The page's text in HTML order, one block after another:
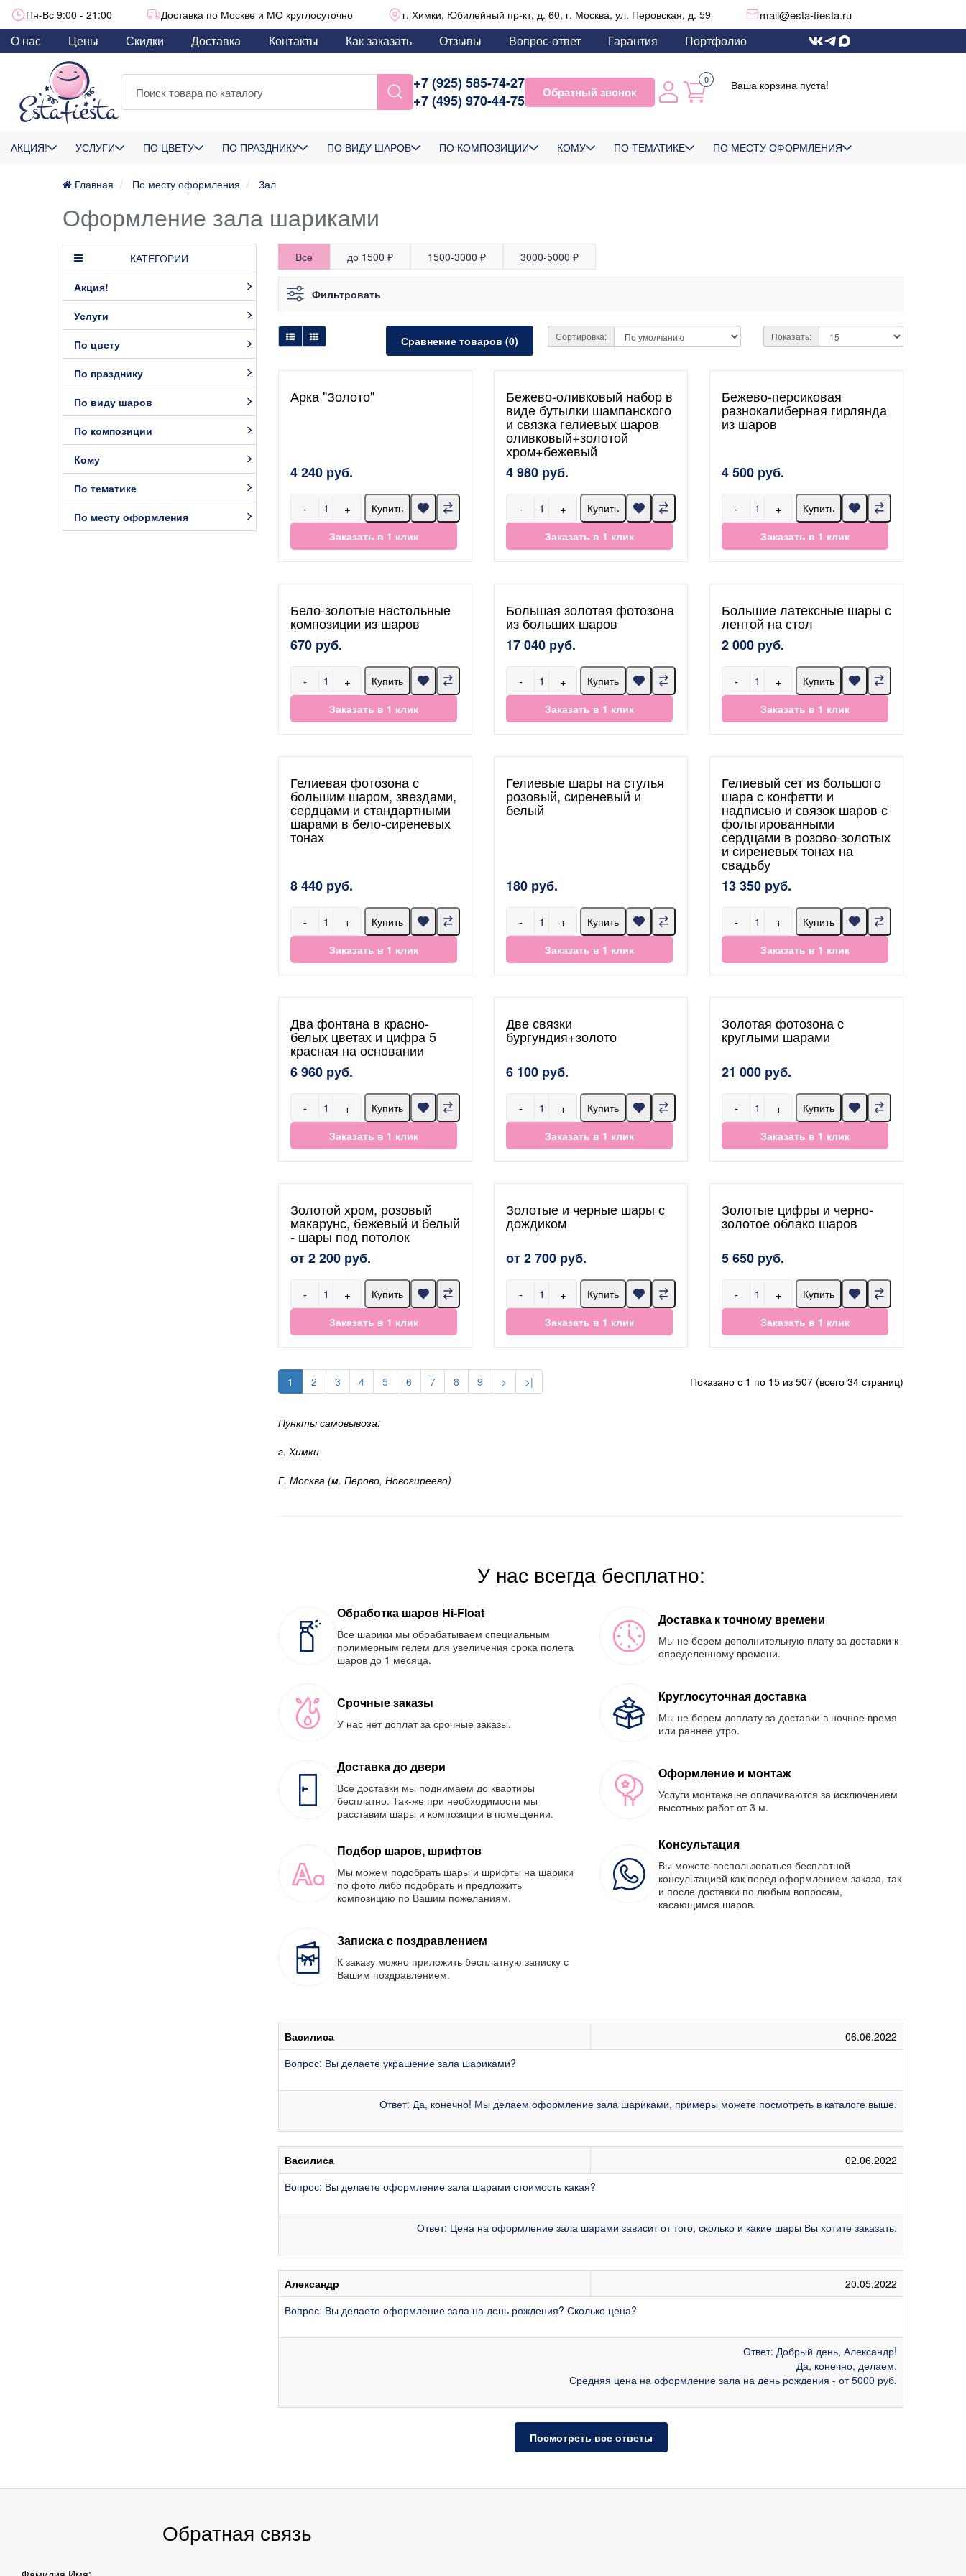
Пн-Вс 9:00 - 21:00 Доставка по Москве и МО круглосуточно г. Химки, Юбилейный пр-кт, д. 60, г. Москва, ул. Перовская, д. 59 mail@esta-fiesta.ru
О нас Цены Скидки Доставка Контакты Как заказать Отзывы Вопрос-ответ Гарантия Портфолио
+7 (925) 585-74-27
+7 (495) 970-44-75
Обратный звонок
0 Ваша корзина пуста!
АКЦИЯ! УСЛУГИ ПО ЦВЕТУ ПО ПРАЗДНИКУ ПО ВИДУ ШАРОВ ПО КОМПОЗИЦИИ КОМУ ПО ТЕМАТИКЕ ПО МЕСТУ ОФОРМЛЕНИЯ
Главная По месту оформления Зал
Оформление зала шариками
КАТЕГОРИИ
Акция!
Услуги
По цвету
По празднику
По виду шаров
По композиции
Кому
По тематике
По месту оформления
Все до 1500 ₽ 1500-3000 ₽ 3000-5000 ₽
Фильтровать
Сравнение товаров (0) Сортировка: Показать:
Арка "Золото"
4 240 руб.
- +
Купить
Заказать в 1 клик
Бежево-оливковый набор в
виде бутылки шампанского
и связка гелиевых шаров
оливковый+золотой
хром+бежевый
4 980 руб.
- +
Купить
Заказать в 1 клик
Бежево-персиковая
разнокалиберная гирлянда
из шаров
4 500 руб.
- +
Купить
Заказать в 1 клик
Бело-золотые настольные
композиции из шаров
670 руб.
- +
Купить
Заказать в 1 клик
Большая золотая фотозона
из больших шаров
17 040 руб.
- +
Купить
Заказать в 1 клик
Большие латексные шары с
лентой на стол
2 000 руб.
- +
Купить
Заказать в 1 клик
Гелиевая фотозона с
большим шаром, звездами,
сердцами и стандартными
шарами в бело-сиреневых
тонах
8 440 руб.
- +
Купить
Заказать в 1 клик
Гелиевые шары на стулья
розовый, сиреневый и
белый
180 руб.
- +
Купить
Заказать в 1 клик
Гелиевый сет из большого
шара с конфетти и
надписью и связок шаров с
фольгированными
сердцами в розово-золотых
и сиреневых тонах на
свадьбу
13 350 руб.
- +
Купить
Заказать в 1 клик
Два фонтана в красно-
белых цветах и цифра 5
красная на основании
6 960 руб.
- +
Купить
Заказать в 1 клик
Две связки
бургундия+золото
6 100 руб.
- +
Купить
Заказать в 1 клик
Золотая фотозона с
круглыми шарами
21 000 руб.
- +
Купить
Заказать в 1 клик
Золотой хром, розовый
макарунс, бежевый и белый
- шары под потолок
от 2 200 руб.
- +
Купить
Заказать в 1 клик
Золотые и черные шары с
дождиком
от 2 700 руб.
- +
Купить
Заказать в 1 клик
Золотые цифры и черно-
золотое облако шаров
5 650 руб.
- +
Купить
Заказать в 1 клик
1 2 3 4 5 6 7 8 9 > >| Показано с 1 по 15 из 507 (всего 34 страниц)
Пункты самовывоза:
г. Химки
Г. Москва (м. Перово, Новогиреево)
У нас всегда бесплатно:
Обработка шаров Hi-Float
Все шарики мы обрабатываем специальным
полимерным гелем для увеличения срока полета
шаров до 1 месяца.
Доставка к точному времени
Мы не берем дополнительную плату за доставки к
определенному времени.
Срочные заказы
У нас нет доплат за срочные заказы.
Круглосуточная доставка
Мы не берем доплату за доставки в ночное время
или раннее утро.
Доставка до двери
Все доставки мы поднимаем до квартиры
бесплатно. Так-же при необходимости мы
расставим шары и композиции в помещении.
Оформление и монтаж
Услуги монтажа не оплачиваются за исключением
высотных работ от 3 м.
Подбор шаров, шрифтов
Мы можем подобрать шары и шрифты на шарики
по фото либо подобрать и предложить
композицию по Вашим пожеланиям.
Консультация
Вы можете воспользоваться бесплатной
консультацией как перед оформлением заказа, так
и после доставки по любым вопросам,
касающимся шаров.
Записка с поздравлением
К заказу можно приложить бесплатную записку с
Вашим поздравлением.
Василиса
06.06.2022
Вопрос: Вы делаете украшение зала шариками?
Ответ: Да, конечно! Мы делаем оформление зала шариками, примеры можете посмотреть в каталоге выше.
Василиса
02.06.2022
Вопрос: Вы делаете оформление зала шарами стоимость какая?
Ответ: Цена на оформление зала шарами зависит от того, сколько и какие шары Вы хотите заказать.
Александр
20.05.2022
Вопрос: Вы делаете оформление зала на день рождения? Сколько цена?
Ответ: Добрый день, Александр!
Да, конечно, делаем.
Средняя цена на оформление зала на день рождения - от 5000 руб.
Посмотреть все ответы
Обратная связь